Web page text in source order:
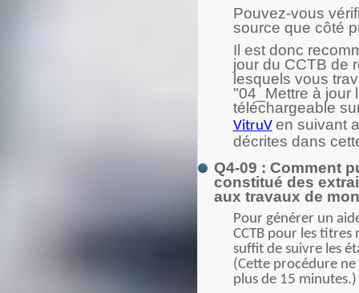
Pouvez-vous
source que côté
Il est donc
jour du CCTB de
lesquels vous
"04_Mettre à jour
téléchargeable
VitruV en suivant
décrites dans
Q4-09 : Comment
constitué des
aux travaux de
Pour générer un
CCTB pour les titres
suffit de suivre les
(Cette procédure
plus de 15 minutes.)